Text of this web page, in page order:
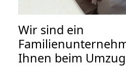
Wir sind ein
Ihnen beim